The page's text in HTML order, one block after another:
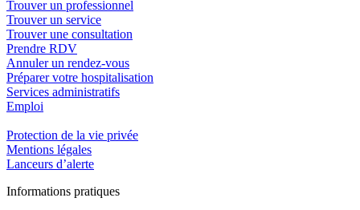
Trouver un professionnel
Trouver un service
Trouver une consultation
Prendre RDV
Annuler un rendez-vous
Préparer votre hospitalisation
Services administratifs
Emploi​
Protection de la vie privée
Mentions légales
Lanceurs d’alerte
Informations pratiques